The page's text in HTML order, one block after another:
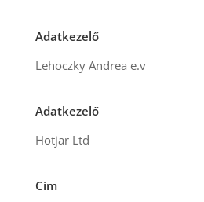
Adatkezelő
Lehoczky Andrea e.v
Adatkezelő
Hotjar Ltd
Cím